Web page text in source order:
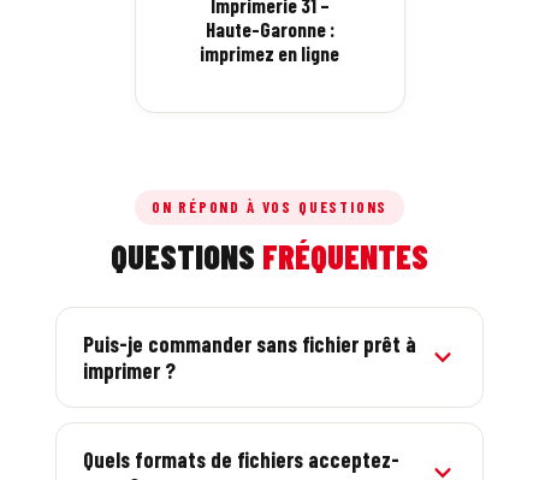
Haute-Garonne :
imprimez en ligne
ON RÉPOND À VOS QUESTIONS
QUESTIONS FRÉQUENTES
Puis-je commander sans fichier prêt à
imprimer ?
Oui. Un graphiste français est inclus : il crée
votre visuel à partir de votre logo. Vous validez
Quels formats de fichiers acceptez-